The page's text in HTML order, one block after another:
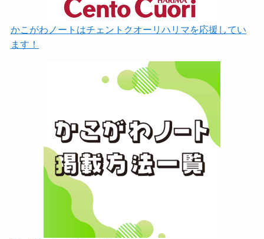
かこがわノートはチェントクオーリハリマを応援してい
ます！